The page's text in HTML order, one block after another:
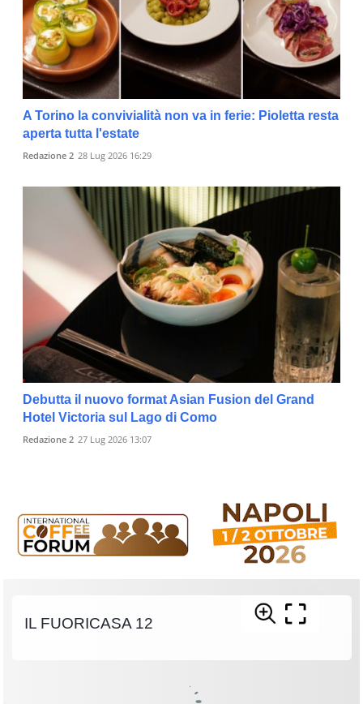
A Torino la convivialità non va in ferie: Pioletta resta
aperta tutta l'estate
Redazione 2 28 Lug 2026 16:29
Debutta il nuovo format Asian Fusion del Grand
Hotel Victoria sul Lago di Como
Redazione 2 27 Lug 2026 13:07